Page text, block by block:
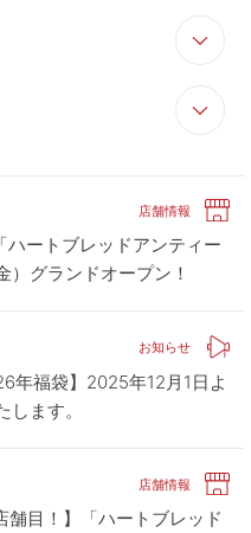
オンラインストア
店舗情報
ハートブレッドアンティー
）グランドオープン！
お知らせ
年福袋】2025年12月1日よ
ます。
店舗情報
舗目！】「ハートブレッド